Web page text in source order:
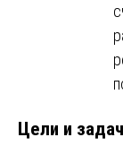
Цели и